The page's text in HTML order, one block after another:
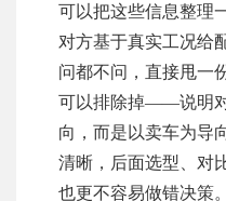
可以把这些信息整理
对方基于真实工况给
问都不问，直接甩一
可以排除掉——说明
向，而是以卖车为导
清晰，后面选型、对
也更不容易做错决策。